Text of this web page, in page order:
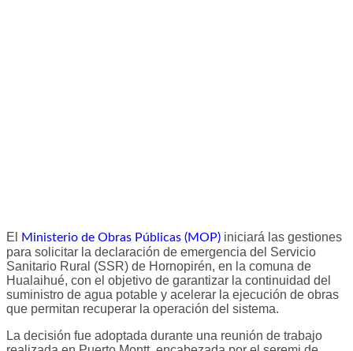
El Ministerio de Obras Públicas (MOP) iniciará las gestiones
para solicitar la declaración de emergencia del Servicio
Sanitario Rural (SSR) de Hornopirén, en la comuna de
Hualaihué, con el objetivo de garantizar la continuidad del
suministro de agua potable y acelerar la ejecución de obras
que permitan recuperar la operación del sistema.
La decisión fue adoptada durante una reunión de trabajo